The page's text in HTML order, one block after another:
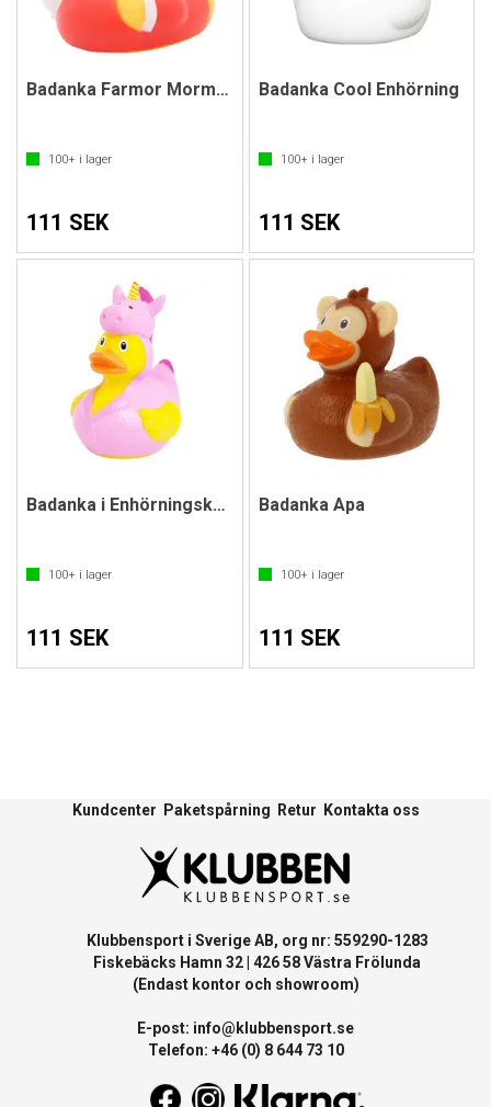
Badanka Farmor Mormor
100+ i lager
111 SEK
Badanka Cool Enhörning
100+i lager
111 SEK
Badanka i Enhörningskostym
100+ i lager
111 SEK
Badanka Apa
100+i lager
111 SEK
Kundcenter Paketspårning Retur Kontakta oss
Klubbensport i Sverige AB, org nr: 559290-1283
Fiskebäcks Hamn 32 | 426 58 Västra Frölunda
(Endast kontor och showroom)
E-post: info@klubbensport.se
Telefon: +46 (0) 8 644 73 10